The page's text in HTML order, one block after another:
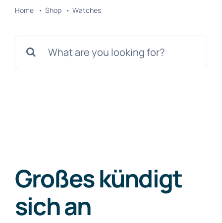
Home Shop Watches
nach:
Großes kündigt
sich an